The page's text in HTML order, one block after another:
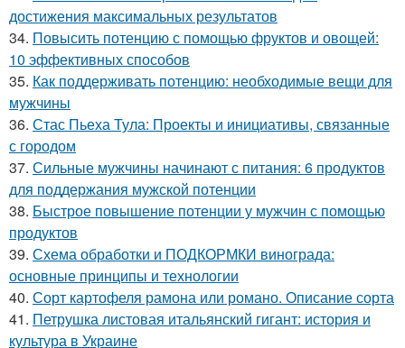
достижения максимальных результатов
34. Повысить потенцию с помощью фруктов и овощей:
10 эффективных способов
35. Как поддерживать потенцию: необходимые вещи для
мужчины
36. Стас Пьеха Тула: Проекты и инициативы, связанные
с городом
37. Сильные мужчины начинают с питания: 6 продуктов
для поддержания мужской потенции
38. Быстрое повышение потенции у мужчин с помощью
продуктов
39. Схема обработки и ПОДКОРМКИ винограда:
основные принципы и технологии
40. Сорт картофеля рамона или романо. Описание сорта
41. Петрушка листовая итальянский гигант: история и
культура в Украине